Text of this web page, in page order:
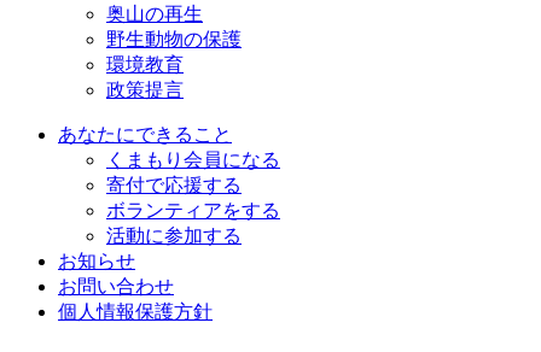
奥山の再生
野生動物の保護
環境教育
政策提言
あなたにできること
くまもり会員になる
寄付で応援する
ボランティアをする
活動に参加する
お知らせ
お問い合わせ
個人情報保護方針